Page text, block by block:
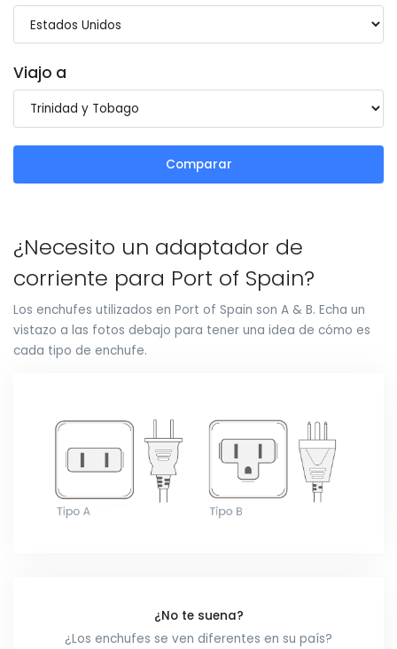
Viajo a
Comparar
¿Necesito un adaptador de
corriente para Port of Spain?
Los enchufes utilizados en Port of Spain son A & B. Echa un
vistazo a las fotos debajo para tener una idea de cómo es
cada tipo de enchufe.
¿No te suena?
¿Los enchufes se ven diferentes en su país?